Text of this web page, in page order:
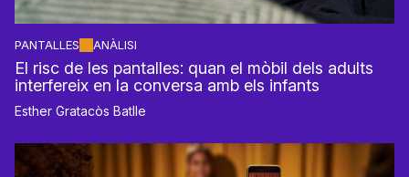
PANTALLES ANÀLISI
El risc de les pantalles: quan el mòbil dels adults
interfereix en la conversa amb els infants
Esther Gratacòs Batlle